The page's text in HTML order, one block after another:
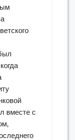
вместе с